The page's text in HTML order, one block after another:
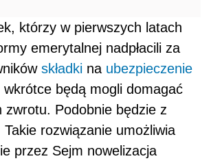
którzy w pierwszych latach
emerytalnej nadpłacili za
składki na ubezpieczenie
wkrótce będą mogli domagać
zwrotu. Podobnie będzie z
rozwiązanie umożliwia
przez Sejm nowelizacja